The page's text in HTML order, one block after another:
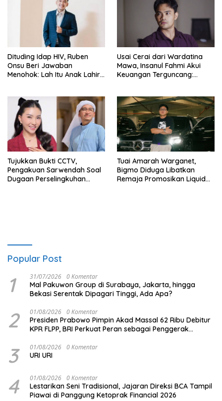
Dituding Idap HIV, Ruben
Onsu Beri Jawaban
Menohok: Lah Itu Anak Lahir
Usai Cerai dari Wardatina
Mawa, Insanul Fahmi Akui
Keuangan Terguncang:
Tujukkan Bukti CCTV,
Pengakuan Sarwendah Soal
Dugaan Perselingkuhan
Tuai Amarah Warganet,
Bigmo Diduga Libatkan
Remaja Promosikan Liquid
Popular Post
1 31/07/2026 0 Komentar
Mal Pakuwon Group di Surabaya, Jakarta, hingga
Bekasi Serentak Dipagari Tinggi, Ada Apa?
2 01/08/2026 0 Komentar
Presiden Prabowo Pimpin Akad Massal 62 Ribu Debitur
KPR FLPP, BRI Perkuat Peran sebagai Penggerak
3 01/08/2026 0 Komentar
URI URI
4 01/08/2026 0 Komentar
Lestarikan Seni Tradisional, Jajaran Direksi BCA Tampil
Piawai di Panggung Ketoprak Financial 2026